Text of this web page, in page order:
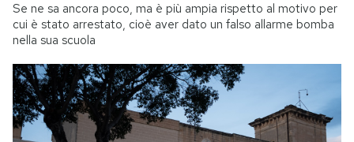
Se ne sa ancora poco, ma è più ampia rispetto al motivo per
cui è stato arrestato, cioè aver dato un falso allarme bomba
nella sua scuola